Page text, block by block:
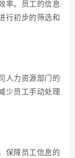
率。员工的信息
行初步的筛选和
人力资源部门的
少员工手动处理
保障员工信息的